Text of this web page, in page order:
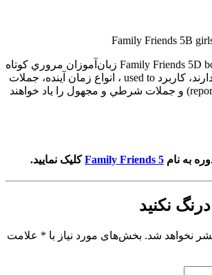
دوره آنلاین سطح Family Friends 5D boys زبان‌آموزان مروري كوتاه
بر زبان هاي مختلف دارند، كاربرد used to ، انواع زمان آينده، جملات
نقل قول (reported speech) و جملات شرطي و مجهول را ياد خواهند
به نام Family Friends 5کلیک نمایید.
نکنید
نخواهد شد. بخش‌های مورد نیاز با * علامت